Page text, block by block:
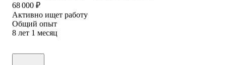
68 000 ₽
Активно ищет работу
Общий опыт
8 лет 1 месяц